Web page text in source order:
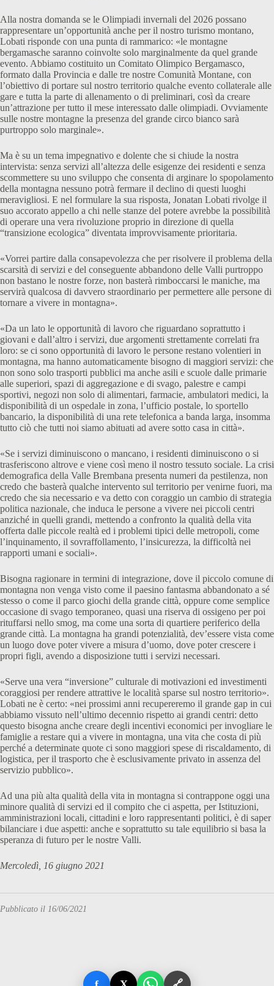
Alla nostra domanda se le Olimpiadi invernali del 2026 possano
rappresentare un’opportunità anche per il nostro turismo montano,
Lobati risponde con una punta di rammarico: «le montagne
bergamasche saranno coinvolte solo marginalmente da quel grande
evento. Abbiamo costituito un Comitato Olimpico Bergamasco,
formato dalla Provincia e dalle tre nostre Comunità Montane, con
l’obiettivo di portare sul nostro territorio qualche evento collaterale alle
gare e tutta la parte di allenamento o di preliminari, così da creare
un’attrazione per tutto il mese interessato dalle olimpiadi. Ovviamente
sulle nostre montagne la presenza del grande circo bianco sarà
purtroppo solo marginale».
Ma è su un tema impegnativo e dolente che si chiude la nostra
intervista: senza servizi all’altezza delle esigenze dei residenti e senza
scommettere su uno sviluppo che consenta di arginare lo spopolamento
della montagna nessuno potrà fermare il declino di questi luoghi
meravigliosi. E nel formulare la sua risposta, Jonatan Lobati rivolge il
suo accorato appello a chi nelle stanze del potere avrebbe la possibilità
di operare una vera rivoluzione proprio in direzione di quella
“transizione ecologica” diventata improvvisamente prioritaria.
«Vorrei partire dalla consapevolezza che per risolvere il problema della
scarsità di servizi e del conseguente abbandono delle Valli purtroppo
non bastano le nostre forze, non basterà rimboccarsi le maniche, ma
servirà qualcosa di davvero straordinario per permettere alle persone di
tornare a vivere in montagna».
«Da un lato le opportunità di lavoro che riguardano soprattutto i
giovani e dall’altro i servizi, due argomenti strettamente correlati fra
loro: se ci sono opportunità di lavoro le persone restano volentieri in
montagna, ma hanno automaticamente bisogno di maggiori servizi: che
non sono solo trasporti pubblici ma anche asili e scuole dalle primarie
alle superiori, spazi di aggregazione e di svago, palestre e campi
sportivi, negozi non solo di alimentari, farmacie, ambulatori medici, la
disponibilità di un ospedale in zona, l’ufficio postale, lo sportello
bancario, la disponibilità di una rete telefonica a banda larga, insomma
tutto ciò che tutti noi siamo abituati ad avere sotto casa in città».
«Se i servizi diminuiscono o mancano, i residenti diminuiscono o si
trasferiscono altrove e viene così meno il nostro tessuto sociale. La crisi
demografica della Valle Brembana presenta numeri da pestilenza, non
credo che basterà qualche intervento sul territorio per venirne fuori, ma
credo che sia necessario e va detto con coraggio un cambio di strategia
politica nazionale, che induca le persone a vivere nei piccoli centri
anziché in quelli grandi, mettendo a confronto la qualità della vita
offerta dalle piccole realtà ed i problemi tipici delle metropoli, come
l’inquinamento, il sovraffollamento, l’insicurezza, la difficoltà nei
rapporti umani e sociali».
Bisogna ragionare in termini di integrazione, dove il piccolo comune di
montagna non venga visto come il paesino fantasma abbandonato a sé
stesso o come il parco giochi della grande città, oppure come semplice
occasione di svago temporaneo, quasi una riserva di ossigeno per poi
rituffarsi nello smog, ma come una sorta di quartiere periferico della
grande città. La montagna ha grandi potenzialità, dev’essere vista come
un luogo dove poter vivere a misura d’uomo, dove poter crescere i
propri figli, avendo a disposizione tutti i servizi necessari.
«Serve una vera “inversione” culturale di motivazioni ed investimenti
coraggiosi per rendere attrattive le località sparse sul nostro territorio».
Lobati ne è certo: «nei prossimi anni recupereremo il grande gap in cui
abbiamo vissuto nell’ultimo decennio rispetto ai grandi centri: detto
questo bisogna anche creare degli incentivi economici per invogliare le
famiglie a restare qui a vivere in montagna, una vita che costa di più
perché a determinate quote ci sono maggiori spese di riscaldamento, di
logistica, per il trasporto che è esclusivamente privato in assenza del
servizio pubblico».
Ad una più alta qualità della vita in montagna si contrappone oggi una
minore qualità di servizi ed il compito che ci aspetta, per Istituzioni,
amministrazioni locali, cittadini e loro rappresentanti politici, è di saper
bilanciare i due aspetti: anche e soprattutto su tale equilibrio si basa la
speranza di futuro per le nostre Valli.
Mercoledì, 16 giugno 2021
Pubblicato il 16/06/2021